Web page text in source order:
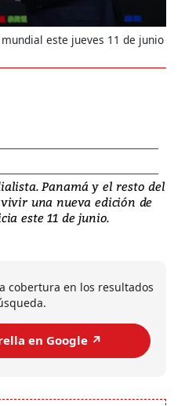
este jueves 11 de junio
Panamá y el resto del
una nueva edición de
este 11 de junio.
cobertura en los resultados
en Google ↗️